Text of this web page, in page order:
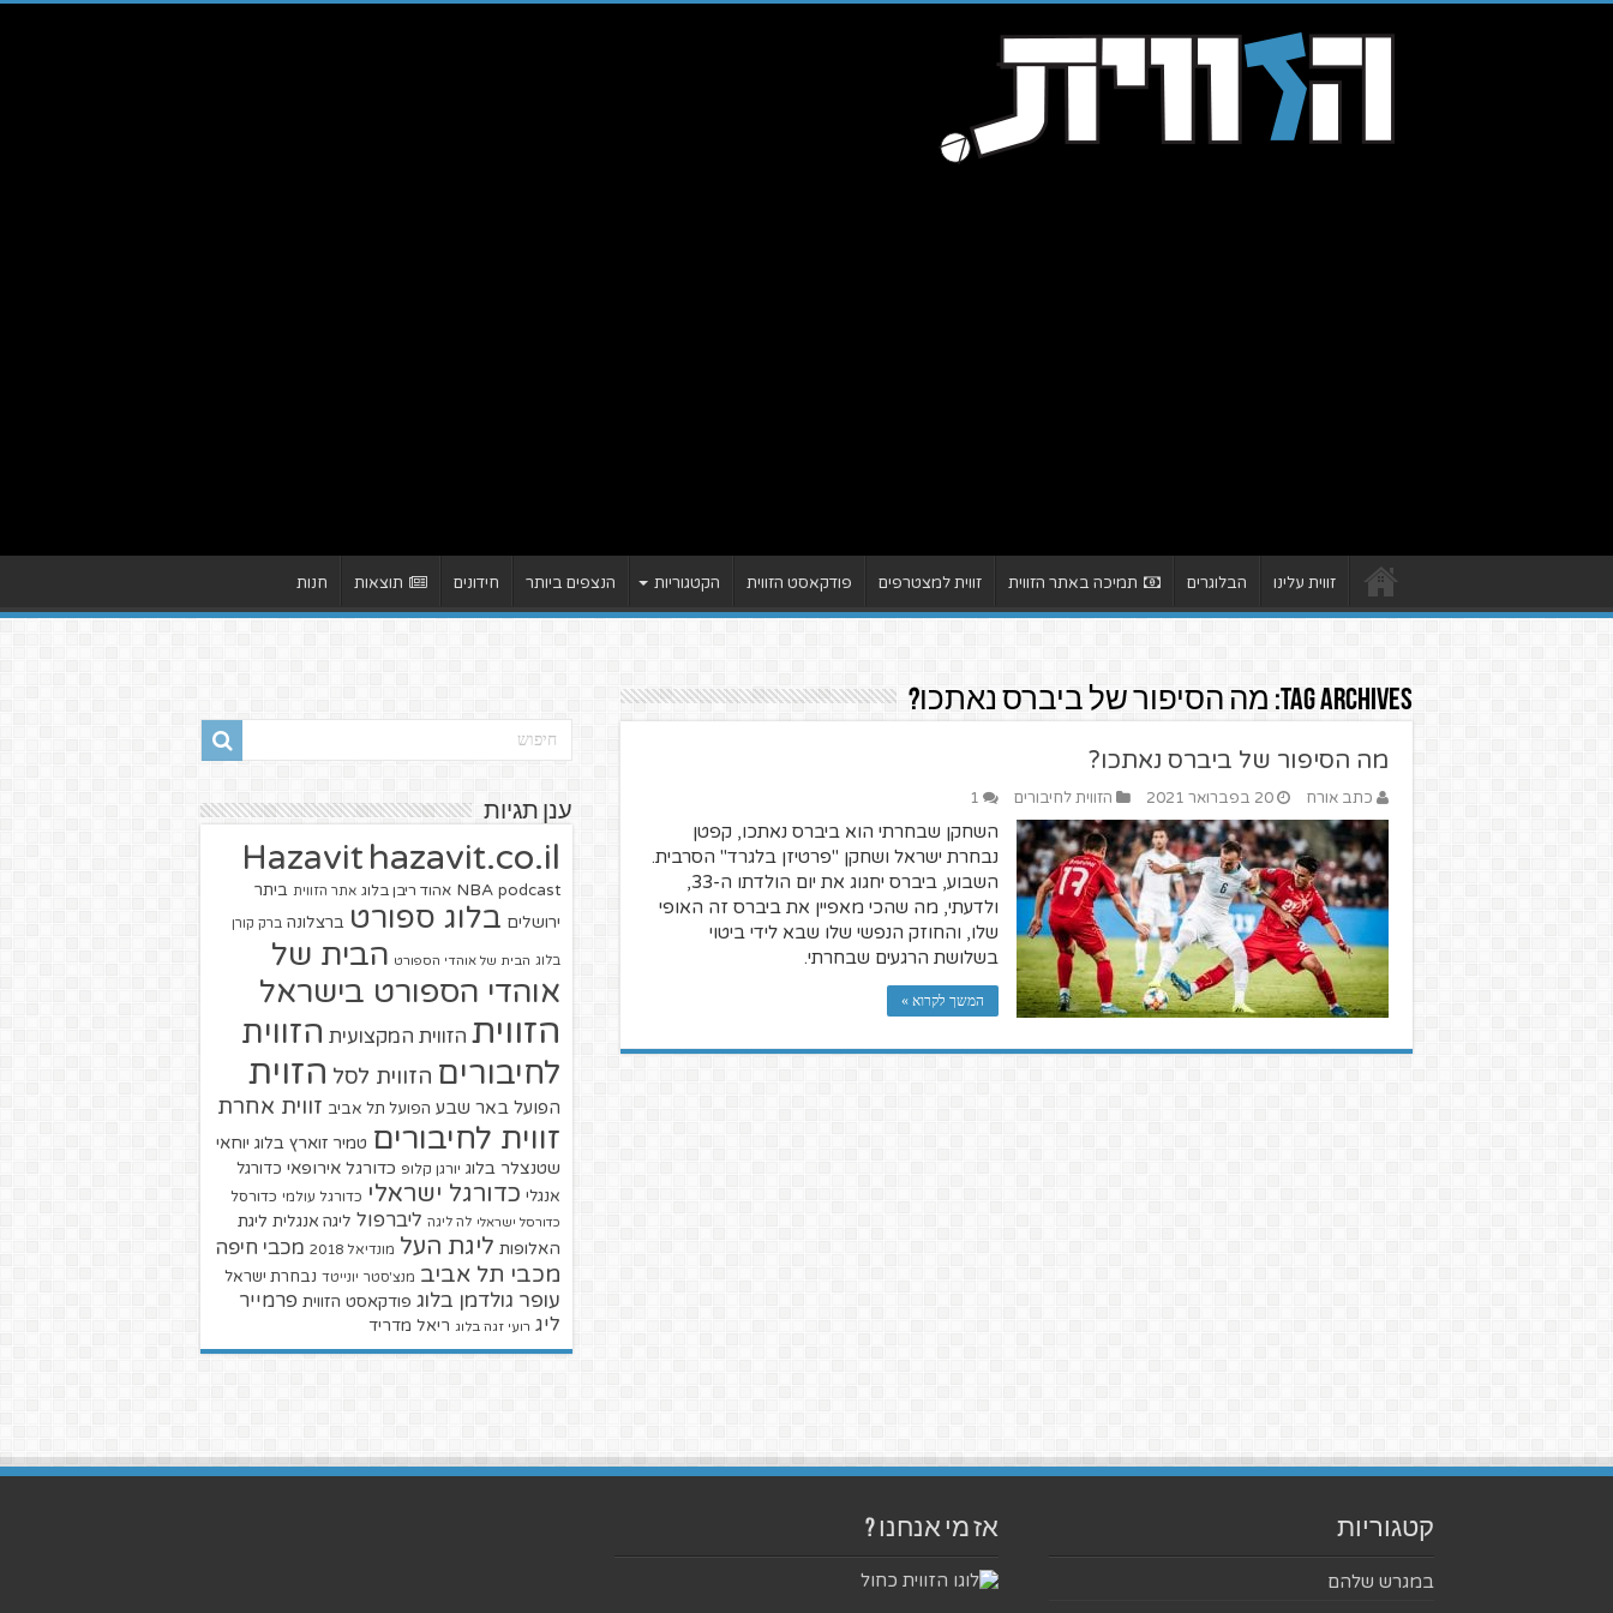
זווית עלינו הבלוגרים תמיכה באתר הזווית זווית למצטרפים פודקאסט הזווית הקטגוריות הנצפים ביותר חידונים תוצאות חנות
Tag Archives: מה הסיפור של ביברס נאתכו?
מה הסיפור של ביברס נאתכו?
כתב אורח 20 בפברואר 2021 הזווית לחיבורים 1
השחקן שבחרתי הוא ביברס נאתכו, קפטן
נבחרת ישראל ושחקן "פרטיזן בלגרד" הסרבית.
השבוע, ביברס יחגוג את יום הולדתו ה-33,
ולדעתי, מה שהכי מאפיין את ביברס זה האופי
שלו, והחוזק הנפשי שלו שבא לידי ביטוי
בשלושת הרגעים שבחרתי.
המשך לקרוא »
ענן תגיות
Hazavit hazavit.co.il
NBA podcast אהוד ריבן בלוג אתר הזווית ביתר
ירושלים בלוג ספורט ברצלונה ברק קורן
בלוג הבית של אוהדי הספורט הבית של
אוהדי הספורט בישראל
הזווית הזווית המקצועית הזווית
לחיבורים הזווית לסל הזוית
הפועל באר שבע הפועל תל אביב זווית אחרת
זווית לחיבורים טמיר זוארץ בלוג יוחאי
שטנצלר בלוג יורגן קלופ כדורגל אירופאי כדורגל
אנגלי כדורגל ישראלי כדורגל עולמי כדורסל
כדורסל ישראלי לה ליגה ליברפול ליגה אנגלית ליגת
האלופות ליגת העל מונדיאל 2018 מכבי חיפה
מכבי תל אביב מנצ'סטר יונייטד נבחרת ישראל
עופר גולדמן בלוג פודקאסט הזווית פרמייר
ליג רועי זגה בלוג ריאל מדריד
קטגוריות
במגרש שלהם
אז מי אנחנו ?